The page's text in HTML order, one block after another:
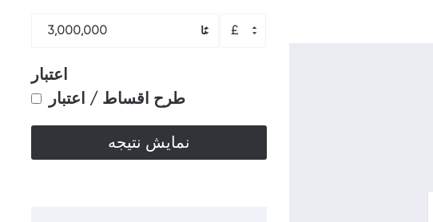
3,000,000 £
اعتبار
طرح اقساط / اعتبار